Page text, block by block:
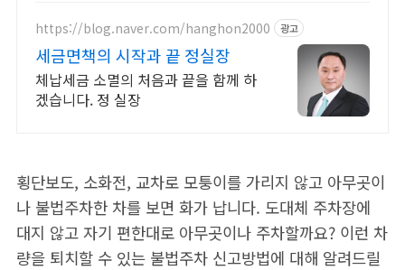
https://blog.naver.com/hanghon2000 광고
세금면책의 시작과 끝 정실장
체납세금 소멸의 처음과 끝을 함께 하
겠습니다. 정 실장
횡단보도, 소화전, 교차로 모퉁이를 가리지 않고 아무곳이
나 불법주차한 차를 보면 화가 납니다. 도대체 주차장에
대지 않고 자기 편한대로 아무곳이나 주차할까요? 이런 차
량을 퇴치할 수 있는 불법주차 신고방법에 대해 알려드릴